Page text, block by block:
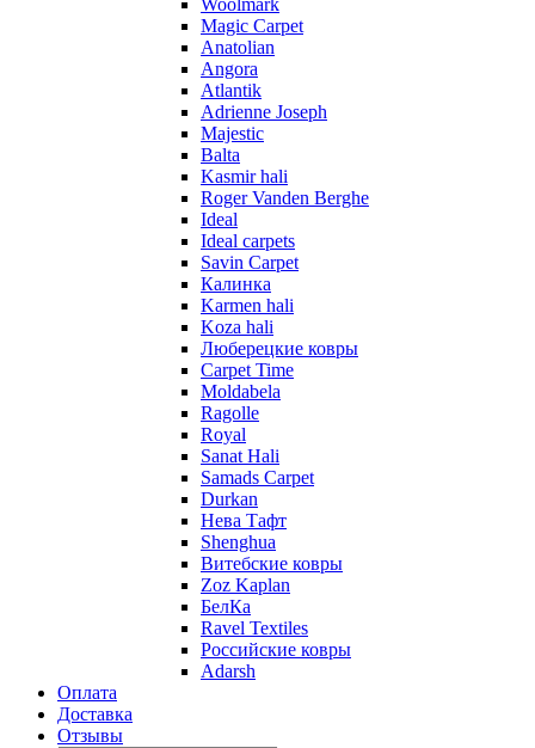
Woolmark
Magic Carpet
Anatolian
Angora
Atlantik
Adrienne Joseph
Majestic
Balta
Kasmir hali
Roger Vanden Berghe
Ideal
Ideal carpets
Savin Carpet
Калинка
Karmen hali
Koza hali
Люберецкие ковры
Carpet Time
Moldabela
Ragolle
Royal
Sanat Hali
Samads Carpet
Durkan
Нева Тафт
Shenghua
Витебские ковры
Zoz Kaplan
БелКа
Ravel Textiles
Российские ковры
Adarsh
Оплата
Доставка
Отзывы